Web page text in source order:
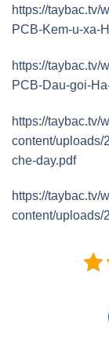
https://taybac.tv/
PCB-Kem-u-xa-
https://taybac.tv/
PCB-Dau-goi-
https://taybac.tv/
content/uploads/
che-day.pdf
https://taybac.tv/
content/uploads/